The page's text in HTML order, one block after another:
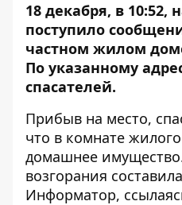
18 декабря, в 10:52,
поступило
частном жилом
По указанному
спасателей.
Прибыв на место,
что в комнате
домашнее
возгорания
Информатор,